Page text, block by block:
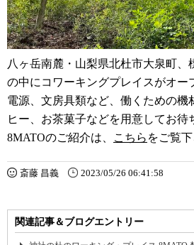
八ヶ岳南麓・山梨県北杜市大泉町、
の中にコワーキングプレイスがオー
電源、文房具類など、働くための機
ヒー、お茶菓子などを用意してお待
8MATOのご紹介は、
こちら をご覧下
斎藤 昌義 2023/05/26 06:41:58
関連記事＆ブログエントリー